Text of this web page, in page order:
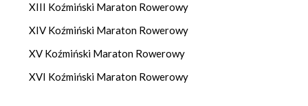
XIII Koźmiński Maraton Rowerowy
XIV Koźmiński Maraton Rowerowy
XV Koźmiński Maraton Rowerowy
XVI Koźmiński Maraton Rowerowy